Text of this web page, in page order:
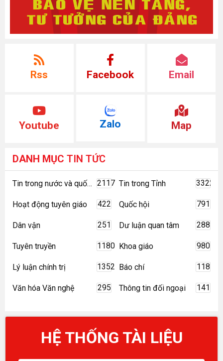
Rss Facebook Email
Youtube Zalo Map
DANH MỤC TIN TỨC
Tin trong nước và quốc tế 2117 Tin trong Tỉnh 3322
Hoạt động tuyên giáo 422 Quốc hội 791
Dân vận 251 Dư luận quan tâm 288
Tuyên truyền 1180 Khoa giáo 980
Lý luận chính trị 1352 Báo chí 118
Văn hóa Văn nghệ 295 Thông tin đối ngoại 141
HỆ THỐNG TÀI LIỆU